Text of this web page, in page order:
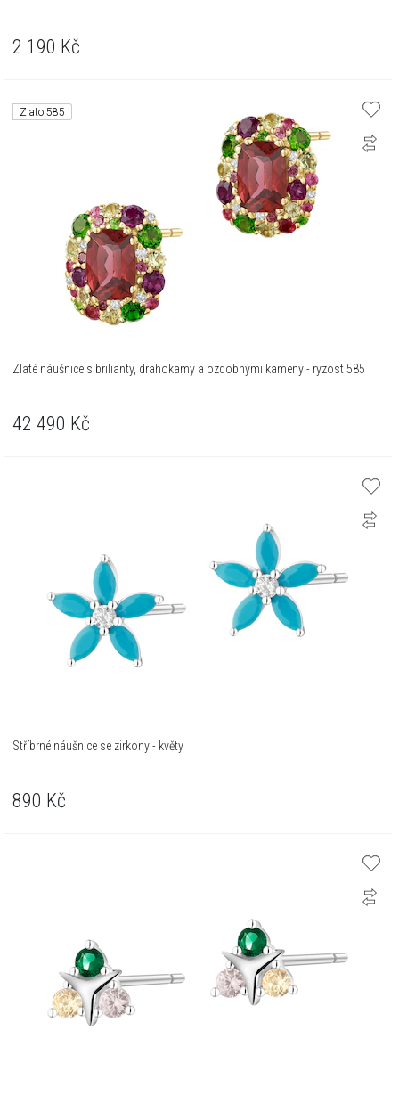
2 190 Kč
Zlato 585
Zlaté náušnice s brilianty, drahokamy a ozdobnými kameny - ryzost 585
42 490 Kč
Stříbrné náušnice se zirkony - květy
890 Kč